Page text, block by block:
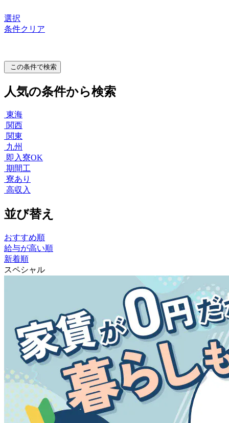
選択
条件クリア
この条件で検索
人気の条件から検索
東海
関西
関東
九州
即入寮OK
期間工
寮あり
高収入
並び替え
おすすめ順
給与が高い順
新着順
スペシャル